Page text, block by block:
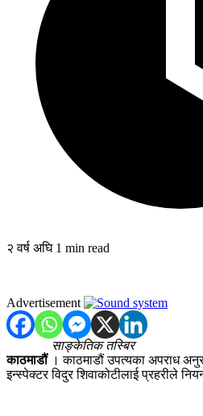
२ वर्ष अघि 1 min read
Advertisement
साङ्केतिक तस्बिर
काठमाडौं। काठमाडौं उपत्यका अपराध
इन्स्पेक्टर विदुर शिवाकोटीलाई प्रहरीले